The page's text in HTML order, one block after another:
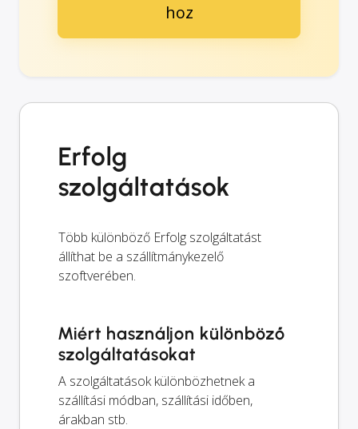
hoz
Erfolg
szolgáltatások
Több különböző Erfolg szolgáltatást
állíthat be a szállítmánykezelő
szoftverében.
Miért használjon különböző
szolgáltatásokat
A szolgáltatások különbözhetnek a
szállítási módban, szállítási időben,
árakban stb.